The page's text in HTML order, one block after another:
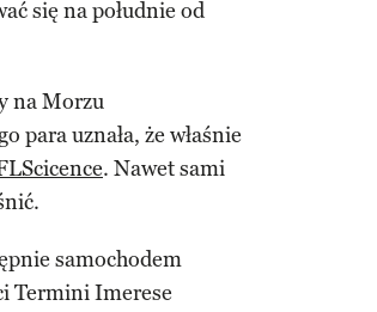
się na południe od
na Morzu
para uznała, że właśnie
. Nawet sami
samochodem
Termini Imerese